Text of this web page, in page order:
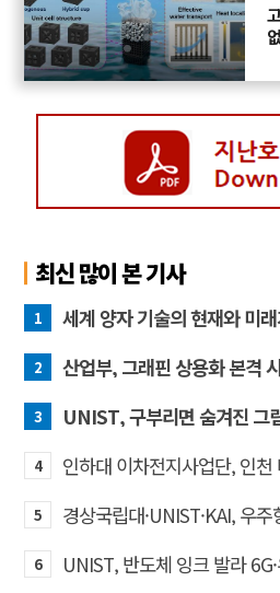
최신 많이 본 기사
1
2
3
4
5 경상국립대·UNIST·KAI, 우
6